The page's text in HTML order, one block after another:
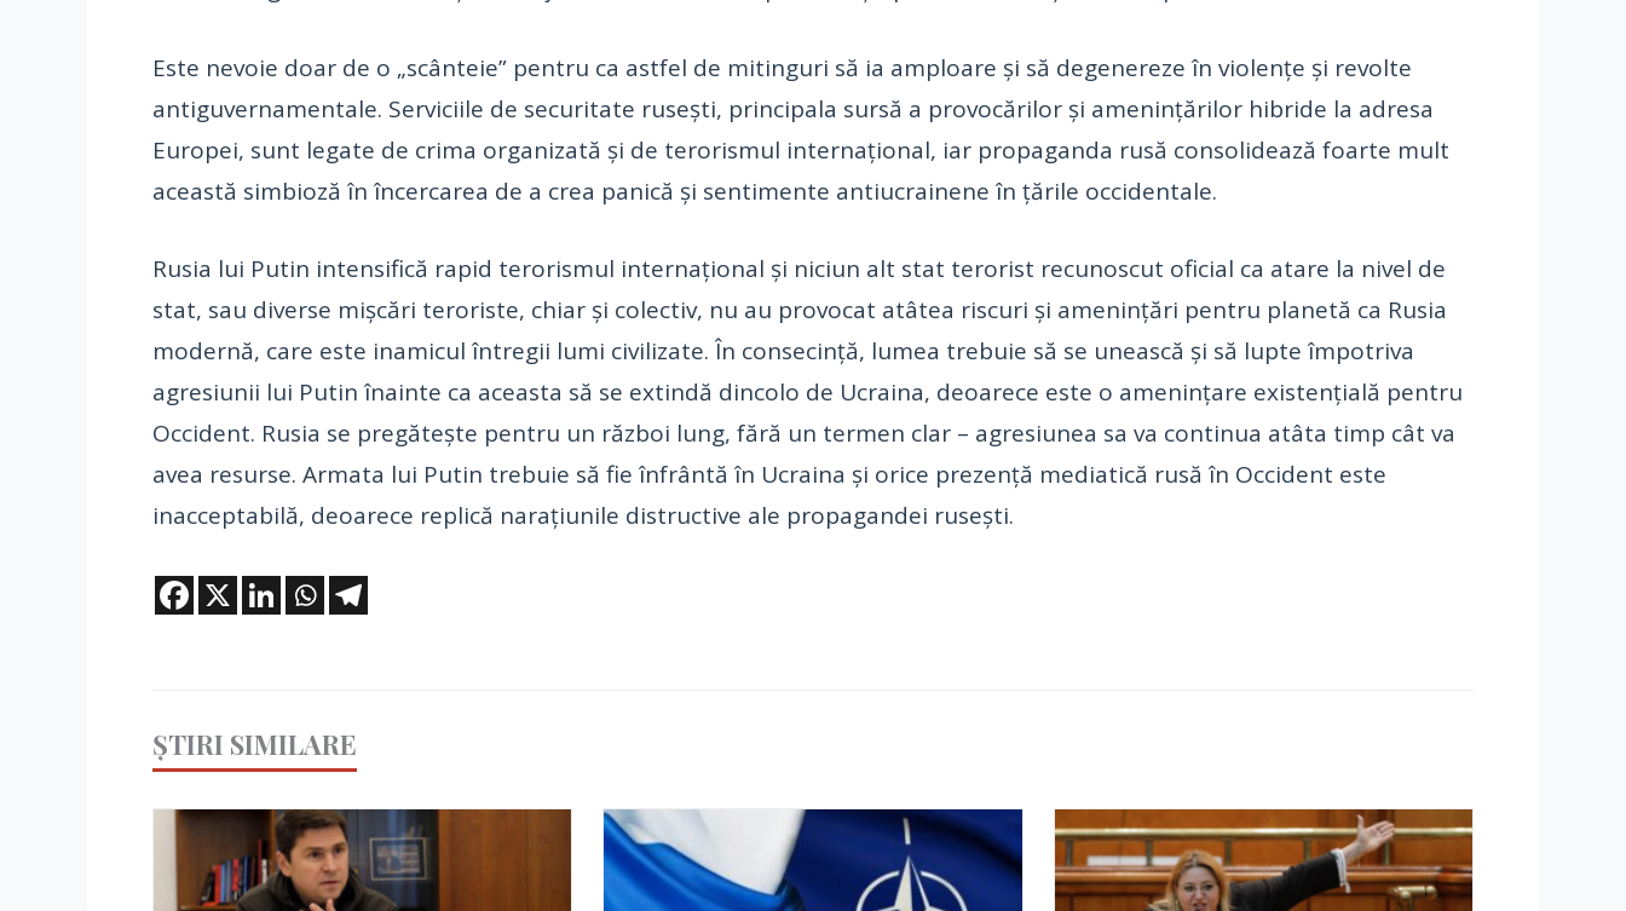
Este nevoie doar de o „scânteie” pentru ca astfel de mitinguri să ia amploare și să degenereze în violențe și revolte
antiguvernamentale. Serviciile de securitate rusești, principala sursă a provocărilor și amenințărilor hibride la adresa
Europei, sunt legate de crima organizată și de terorismul internațional, iar propaganda rusă consolidează foarte mult
această simbioză în încercarea de a crea panică și sentimente antiucrainene în țările occidentale.
Rusia lui Putin intensifică rapid terorismul internațional și niciun alt stat terorist recunoscut oficial ca atare la nivel de
stat, sau diverse mișcări teroriste, chiar și colectiv, nu au provocat atâtea riscuri și amenințări pentru planetă ca Rusia
modernă, care este inamicul întregii lumi civilizate. În consecință, lumea trebuie să se unească și să lupte împotriva
agresiunii lui Putin înainte ca aceasta să se extindă dincolo de Ucraina, deoarece este o amenințare existențială pentru
Occident. Rusia se pregătește pentru un război lung, fără un termen clar – agresiunea sa va continua atâta timp cât va
avea resurse. Armata lui Putin trebuie să fie înfrântă în Ucraina și orice prezență mediatică rusă în Occident este
inacceptabilă, deoarece replică narațiunile distructive ale propagandei rusești.
ȘTIRI SIMILARE